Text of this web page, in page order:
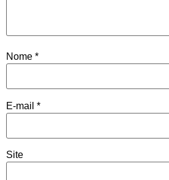
Nome *
E-mail *
Site